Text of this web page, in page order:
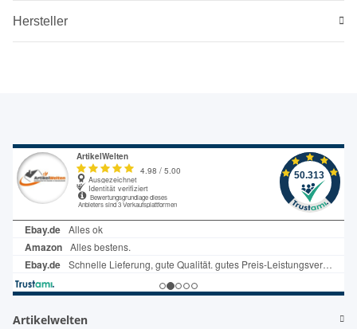
Hersteller
Artikelwelten